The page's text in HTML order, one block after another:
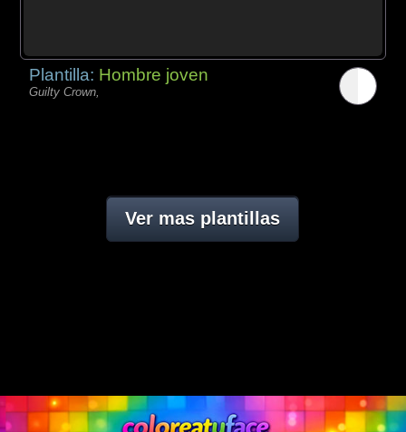
Plantilla: Hombre joven
Guilty Crown,
Ver mas plantillas